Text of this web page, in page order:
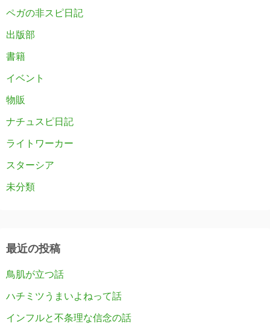
ペガの非スピ日記
出版部
書籍
イベント
物販
ナチュスピ日記
ライトワーカー
スターシア
未分類
最近の投稿
鳥肌が立つ話
ハチミツうまいよねって話
インフルと不条理な信念の話